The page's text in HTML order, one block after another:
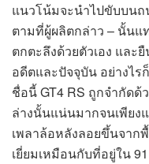
แนวโน้มจะนำไปขับบนถ
ตามที่ผู้ผลิตกล่าว – นั้น
ตกตะลึงด้วยตัวเอง และ
อดีตและปัจจุบัน อย่างไร
ชื่อนี้ GT4 RS ถูกจำกัด
ล่างนั้นแน่นมากจนเพียง
เพลาล้อหลังลอยขึ้นจาก
เยี่ยมเหมือนกับที่อยู่ใน